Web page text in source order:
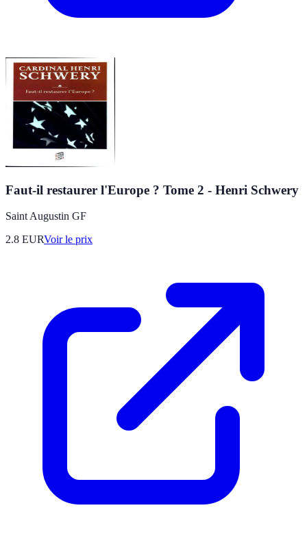
Faut-il restaurer l'Europe ? Tome 2 - Henri Schwery
Saint Augustin GF
2.8 EURVoir le prix